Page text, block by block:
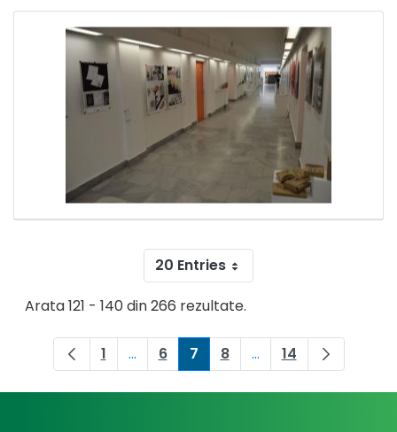
20 Entries
Arata 121 - 140 din 266 rezultate.
Pagina
1 ...Pagini intermediare Use TAB to
Pagina
6 Pagina
7 Pagina
8 ...Pagini intermediare
Pagina
14